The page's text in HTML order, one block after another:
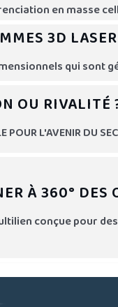
en masse
3D LASER
qui sont
OU RIVALITÉ
L'AVENIR DU
À 360° DES
conçue pour